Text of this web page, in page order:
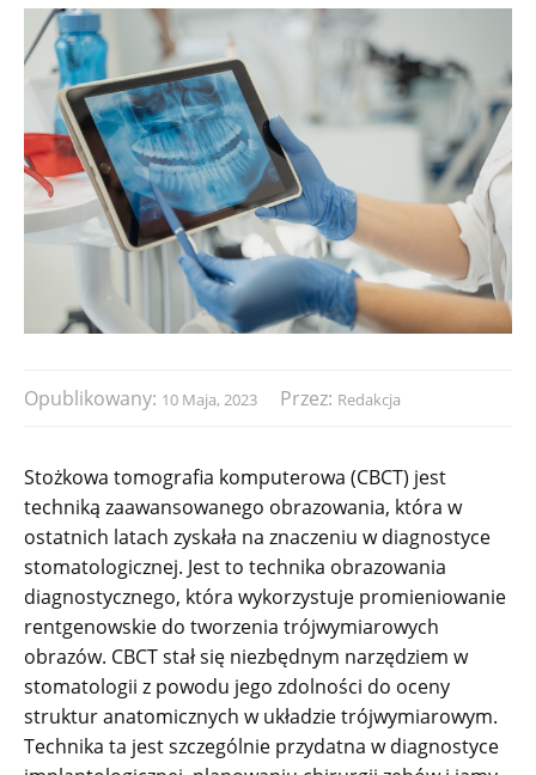
Opublikowany: 10 Maja, 2023 Przez: Redakcja
Stożkowa tomografia komputerowa (CBCT) jest
techniką zaawansowanego obrazowania, która w
ostatnich latach zyskała na znaczeniu w diagnostyce
stomatologicznej. Jest to technika obrazowania
diagnostycznego, która wykorzystuje promieniowanie
rentgenowskie do tworzenia trójwymiarowych
obrazów. CBCT stał się niezbędnym narzędziem w
stomatologii z powodu jego zdolności do oceny
struktur anatomicznych w układzie trójwymiarowym.
Technika ta jest szczególnie przydatna w diagnostyce